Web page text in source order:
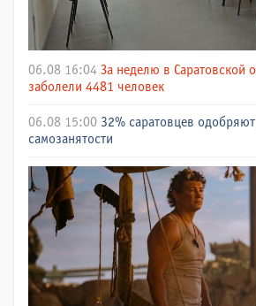
06.08 16:04 За неделю в Саратовской
заболели 4481 человек
06.08 15:00 32% саратовцев
самозанятости